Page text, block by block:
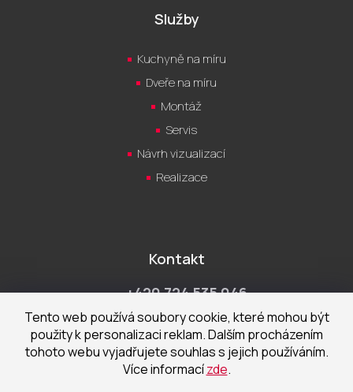
Tento web používá soubory cookie, které mohou být
použity k personalizaci reklam. Dalším procházením
tohoto webu vyjadřujete souhlas s jejich používáním.
Více informacízde.
Služby
Kuchyně na míru
Dveře na míru
Montáž
Servis
Návrh vizualizací
Realizace
Kontakt
+420 724 535 046
Po-Pá 9:00 - 18:00 hod
obchod@cecetka.cz